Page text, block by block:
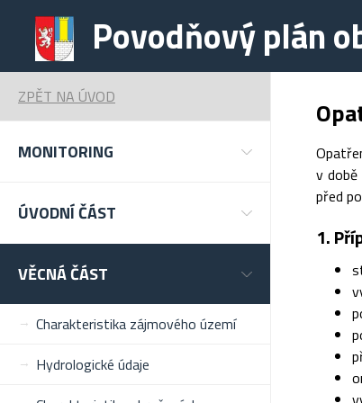
Povodňový plán
ZPĚT NA ÚVOD
MONITORING
ÚVODNÍ ČÁST
VĚCNÁ ČÁST
Charakteristika zájmového území
Hydrologické údaje
v
před
1.